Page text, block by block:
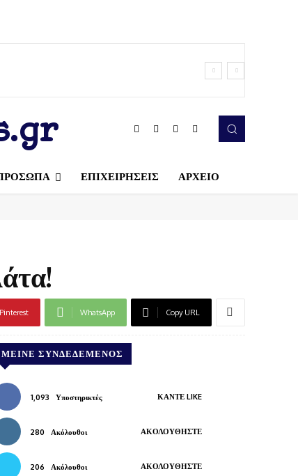
ΕΠΙΧΕΙΡΗΣΕΙΣ ΑΡΧΕΙΟ
Pinterest WhatsApp Copy URL
ΜΕΊΝΕ ΣΥΝΔΕΔΕΜΈΝΟΣ
1,093 Υποστηρικτές ΚΆΝΤΕ LIKE
280 Ακόλουθοι ΑΚΟΛΟΥΘΉΣΤΕ
206 Ακόλουθοι ΑΚΟΛΟΥΘΉΣΤΕ